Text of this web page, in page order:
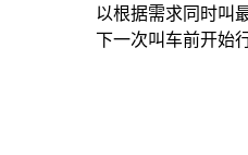
以根据需求同时叫
下一次叫车前开始行